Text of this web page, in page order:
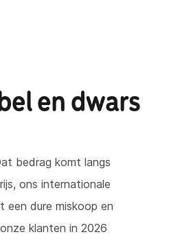
en dwars
bedrag komt langs
ons internationale
een dure miskoop en
klanten in 2026